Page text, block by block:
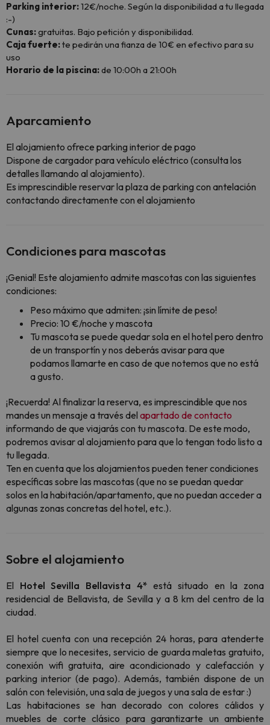
Parking interior:12€/noche. Según la disponibilidad a tu llegada
:-)
Cunas:gratuitas. Bajo petición y disponibilidad.
Caja fuerte:te pedirán una fianza de 10€ en efectivo para su
uso
Horario de la piscina:de 10:00h a 21:00h
Aparcamiento
El alojamiento ofrece parking interior de pago
Dispone de cargador para vehículo eléctrico (consulta los
detalles llamando al alojamiento).
Es imprescindible reservar la plaza de parking con antelación
contactando directamente con el alojamiento
Condiciones para mascotas
¡Genial! Este alojamiento admite mascotas con las siguientes
condiciones:
Peso máximo que admiten: ¡sin límite de peso!
Precio: 10 €/noche y mascota
Tu mascota se puede quedar sola en el hotel pero dentro
de un transportín y nos deberás avisar para que
podamos llamarte en caso de que notemos que no está
a gusto.
¡Recuerda! Al finalizar la reserva, es imprescindible que nos
mandes un mensaje a través del apartado de contacto
informando de que viajarás con tu mascota. De este modo,
podremos avisar al alojamiento para que lo tengan todo listo a
tu llegada.
Ten en cuenta que los alojamientos pueden tener condiciones
específicas sobre las mascotas (que no se puedan quedar
solos en la habitación/apartamento, que no puedan acceder a
algunas zonas concretas del hotel, etc.).
Sobre el alojamiento
El Hotel Sevilla Bellavista 4* está situado en la zona
residencial de Bellavista, de Sevilla y a 8 km del centro de la
ciudad.
El hotel cuenta con una recepción 24 horas, para atenderte
siempre que lo necesites, servicio de guarda maletas gratuito,
conexión wifi gratuita, aire acondicionado y calefacción y
parking interior (de pago). Además, también dispone de un
salón con televisión, una sala de juegos y una sala de estar :)
Las habitaciones se han decorado con colores cálidos y
muebles de corte clásico para garantizarte un ambiente